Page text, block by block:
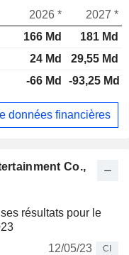
Co.,
résultats pour le
12/05/23
CI
2026 *
2027 *
166 Md
181 Md
24 Md
29,55 Md
-66 Md -93,25 Md
données financières